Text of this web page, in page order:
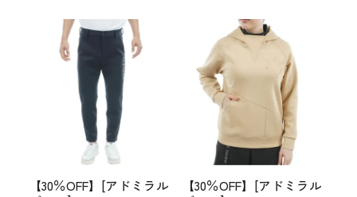
【30％OFF】[アドミラル
【30％OFF】[アドミラル